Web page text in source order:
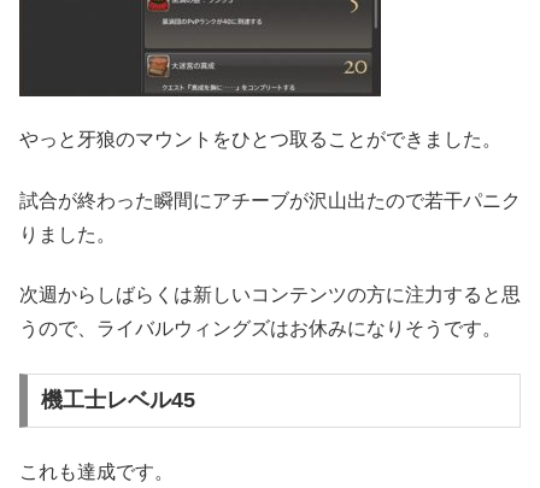
やっと牙狼のマウントをひとつ取ることができました。
試合が終わった瞬間にアチーブが沢山出たので若干パニク
りました。
次週からしばらくは新しいコンテンツの方に注力すると思
うので、ライバルウィングズはお休みになりそうです。
機工士レベル45
これも達成です。